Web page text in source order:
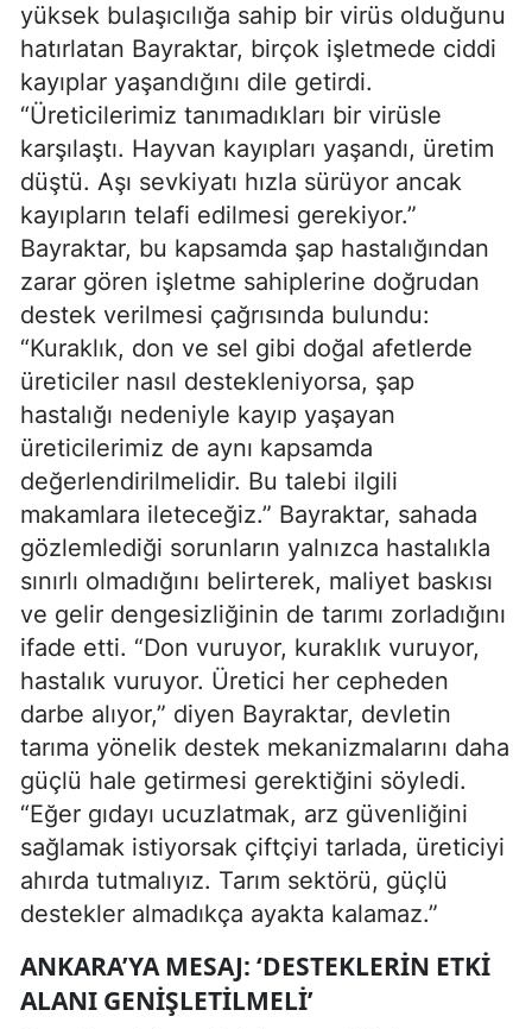
yüksek bulaşıcılığa sahip bir virüs olduğunu
hatırlatan Bayraktar, birçok işletmede ciddi
kayıplar yaşandığını dile getirdi.
“Üreticilerimiz tanımadıkları bir virüsle
karşılaştı. Hayvan kayıpları yaşandı, üretim
düştü. Aşı sevkiyatı hızla sürüyor ancak
kayıpların telafi edilmesi gerekiyor.”
Bayraktar, bu kapsamda şap hastalığından
zarar gören işletme sahiplerine doğrudan
destek verilmesi çağrısında bulundu:
“Kuraklık, don ve sel gibi doğal afetlerde
üreticiler nasıl destekleniyorsa, şap
hastalığı nedeniyle kayıp yaşayan
üreticilerimiz de aynı kapsamda
değerlendirilmelidir. Bu talebi ilgili
makamlara ileteceğiz.” Bayraktar, sahada
gözlemlediği sorunların yalnızca hastalıkla
sınırlı olmadığını belirterek, maliyet baskısı
ve gelir dengesizliğinin de tarımı zorladığını
ifade etti. “Don vuruyor, kuraklık vuruyor,
hastalık vuruyor. Üretici her cepheden
darbe alıyor,” diyen Bayraktar, devletin
tarıma yönelik destek mekanizmalarını daha
güçlü hale getirmesi gerektiğini söyledi.
“Eğer gıdayı ucuzlatmak, arz güvenliğini
sağlamak istiyorsak çiftçiyi tarlada, üreticiyi
ahırda tutmalıyız. Tarım sektörü, güçlü
destekler almadıkça ayakta kalamaz.”
ANKARA’YA MESAJ: ‘DESTEKLERIN ETKI
ALANI GENIŞLETILMELI’